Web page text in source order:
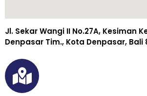
Jl. Sekar Wangi II No.27A, Kesiman
Denpasar Tim., Kota Denpasar, Bali